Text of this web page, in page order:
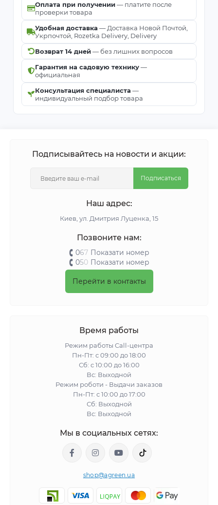
Оплата при получении— платите после
проверки товара
Удобная доставка — Доставка Новой Почтой,
Укрпочтой, Rozetka Delivery, Delivery
Возврат 14 дней— без лишних вопросов
Гарантия на садовую технику—
официальная
Консультация специалиста —
индивидуальный подбор товара
Подписывайтесь на новости и акции:
Подписаться
Наш адрес:
Киeв, ул. Дмитрия Луценка, 15
Позвоните нам:
067 Показати номер
050 Показати номер
Перейти в контакты
Время работы
Режим работы Call-центра
Пн-Пт: с 09:00 до 18:00
Сб: с 10:00 до 16:00
Вс: Выходной
Режим роботи - Выдачи заказов
Пн-Пт: с 10:00 до 17:00
Сб: Выходной
Вс: Выходной
Мы в социальных сетях:
shop@agreen.ua